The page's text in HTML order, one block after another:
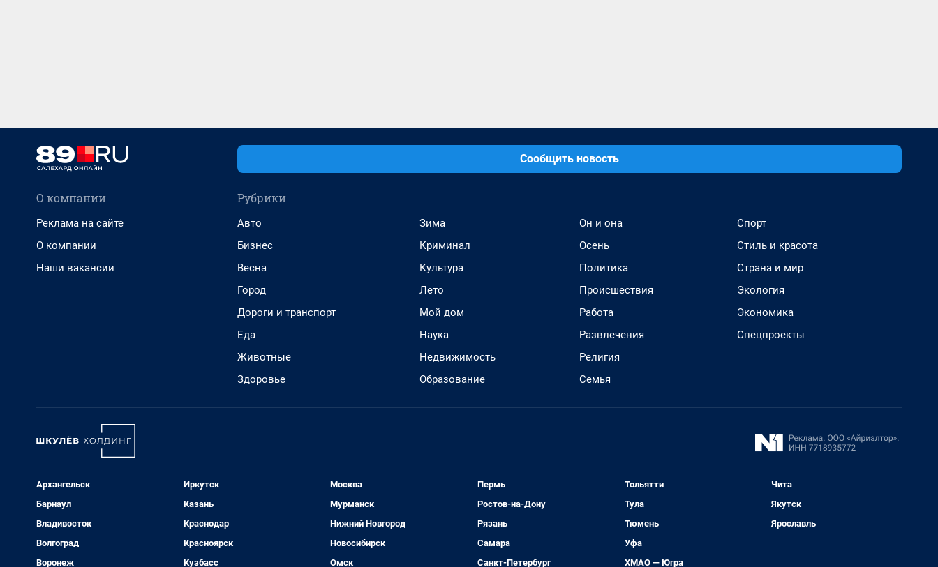
Сообщить новость
О компании
Реклама на сайте
О компании
Наши вакансии
Рубрики
Авто
Бизнес
Весна
Город
Дороги и транспорт
Еда
Животные
Здоровье
Зима
Криминал
Культура
Лето
Мой дом
Наука
Недвижимость
Образование
Он и она
Осень
Политика
Происшествия
Работа
Развлечения
Религия
Семья
Спорт
Стиль и красота
Страна и мир
Экология
Экономика
Спецпроекты
Архангельск
Барнаул
Владивосток
Волгоград
Воронеж
Иркутск
Казань
Краснодар
Красноярск
Кузбасс
Москва
Мурманск
Нижний Новгород
Новосибирск
Омск
Пермь
Ростов-на-Дону
Рязань
Самара
Санкт-Петербург
Тольятти
Тула
Тюмень
Уфа
ХМАО — Югра
Чита
Якутск
Ярославль